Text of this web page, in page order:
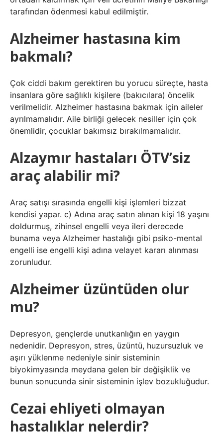
tarafından ödenmesi kabul edilmiştir.
Alzheimer hastasına kim
bakmalı?
Çok ciddi bakım gerektiren bu yorucu süreçte, hasta
insanlara göre sağlıklı kişilere (bakıcılara) öncelik
verilmelidir. Alzheimer hastasına bakmak için aileler
ayrılmamalıdır. Aile birliği gelecek nesiller için çok
önemlidir, çocuklar bakımsız bırakılmamalıdır.
Alzaymır hastaları ÖTV’siz
araç alabilir mi?
Araç satışı sırasında engelli kişi işlemleri bizzat
kendisi yapar. c) Adına araç satın alınan kişi 18 yaşını
doldurmuş, zihinsel engelli veya ileri derecede
bunama veya Alzheimer hastalığı gibi psiko-mental
engelli ise engelli kişi adına velayet kararı alınması
zorunludur.
Alzheimer üzüntüden olur
mu?
Depresyon, gençlerde unutkanlığın en yaygın
nedenidir. Depresyon, stres, üzüntü, huzursuzluk ve
aşırı yüklenme nedeniyle sinir sisteminin
biyokimyasında meydana gelen bir değişiklik ve
bunun sonucunda sinir sisteminin işlev bozukluğudur.
Cezai ehliyeti olmayan
hastalıklar nelerdir?